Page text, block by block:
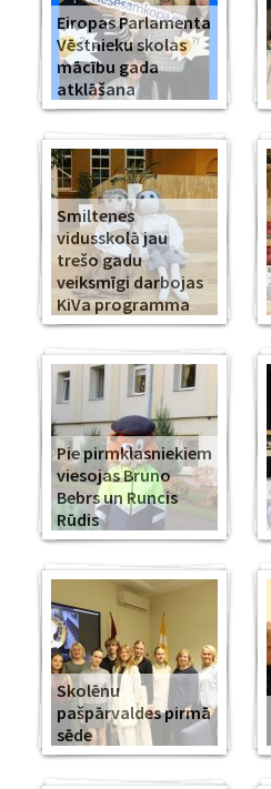
Eiropas Parlamenta
Vēstnieku skolas
mācību gada
atklāšana
Smiltenes
vidusskolā jau
trešo gadu
veiksmīgi darbojas
KiVa programma
Pie pirmklasniekiem
viesojas Bruno
Bebrs un Runcis
Rūdis
Skolēnu
pašpārvaldes pirmā
sēde